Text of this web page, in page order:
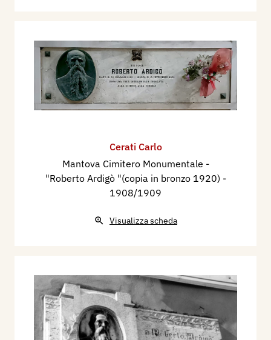
Cerati Carlo
Mantova Cimitero Monumentale -
"Roberto Ardigò "(copia in bronzo 1920) -
1908/1909
Visualizza scheda